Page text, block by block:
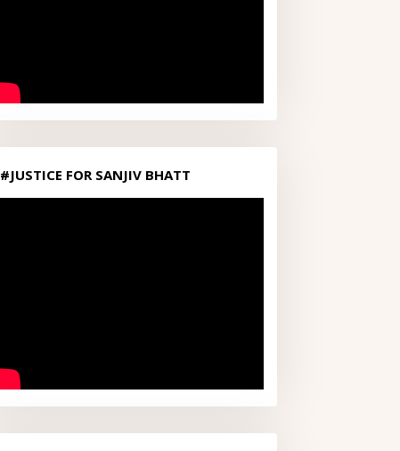
#JUSTICE FOR SANJIV BHATT